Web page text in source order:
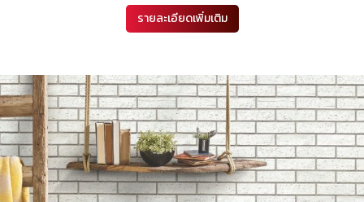
รายละเอียดเพิ่มเติม